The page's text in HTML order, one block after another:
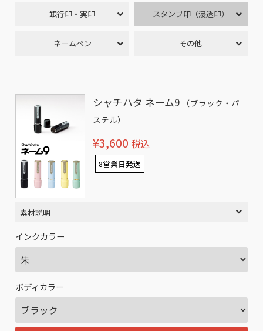
銀行印・実印 スタンプ印（浸透印）
ネームペン その他
シャチハタ ネーム9
（ブラック・パ
ステル）
¥3,600 税込
8営業日発送
素材説明
インクカラー
ボディカラー